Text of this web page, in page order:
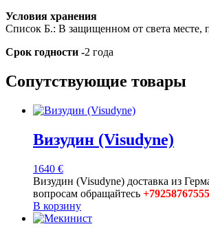
Условия хранения
Список Б.: В защищенном от света месте,
Срок годности -2 года
Сопутствующие товары
Визудин (Visudyne)
1640 €
Визудин (Visudyne) доставка из
вопросам обращайтесь +79258767555
В корзину